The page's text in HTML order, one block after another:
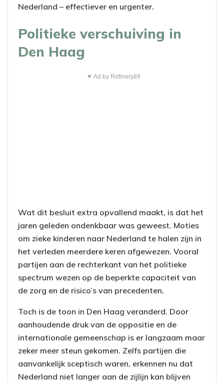
Nederland – effectiever en urgenter.
Politieke verschuiving in
Den Haag
▼ Ad by Refinery89
Wat dit besluit extra opvallend maakt, is dat het
jaren geleden ondenkbaar was geweest. Moties
om zieke kinderen naar Nederland te halen zijn in
het verleden meerdere keren afgewezen. Vooral
partijen aan de rechterkant van het politieke
spectrum wezen op de beperkte capaciteit van
de zorg en de risico’s van precedenten.
Toch is de toon in Den Haag veranderd. Door
aanhoudende druk van de oppositie en de
internationale gemeenschap is er langzaam maar
zeker meer steun gekomen. Zelfs partijen die
aanvankelijk sceptisch waren, erkennen nu dat
Nederland niet langer aan de zijlijn kan blijven